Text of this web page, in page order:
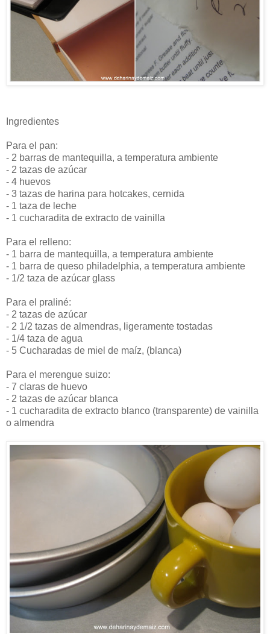
Ingredientes
Para el pan:
- 2 barras de mantequilla, a temperatura ambiente
- 2 tazas de azúcar
- 4 huevos
- 3 tazas de harina para hotcakes, cernida
- 1 taza de leche
- 1 cucharadita de extracto de vainilla
Para el relleno:
- 1 barra de mantequilla, a temperatura ambiente
- 1 barra de queso philadelphia, a temperatura ambiente
- 1/2 taza de azúcar glass
Para el praliné:
- 2 tazas de azúcar
- 2 1/2 tazas de almendras, ligeramente tostadas
- 1/4 taza de agua
- 5 Cucharadas de miel de maíz, (blanca)
Para el merengue suizo:
- 7 claras de huevo
- 2 tazas de azúcar blanca
- 1 cucharadita de extracto blanco (transparente) de vainilla
o almendra